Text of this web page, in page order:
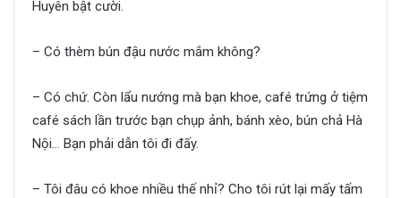
Huyên bật cười.
– Có thèm bún đậu nước mắm không?
– Có chứ. Còn lẩu nướng mà bạn khoe, café trứng ở tiệm
café sách lần trước bạn chụp ảnh, bánh xèo, bún chả Hà
Nội… Bạn phải dẫn tôi đi đấy.
– Tôi đâu có khoe nhiều thế nhỉ? Cho tôi rút lại mấy tấm